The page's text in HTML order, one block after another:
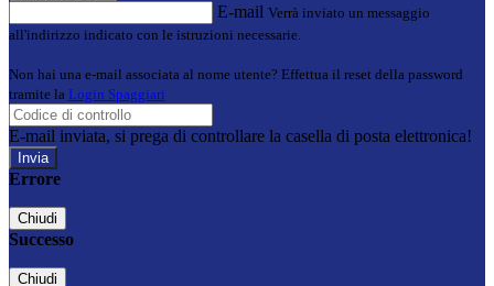
E-mail Verrà inviato un messaggio
all'indirizzo indicato con le istruzioni necessarie.
Non hai una e-mail associata al nome utente? Effettua il reset della password
tramite la Login Spaggiari
E-mail inviata, si prega di controllare la casella di posta elettronica!
Errore
Chiudi
Successo
Chiudi